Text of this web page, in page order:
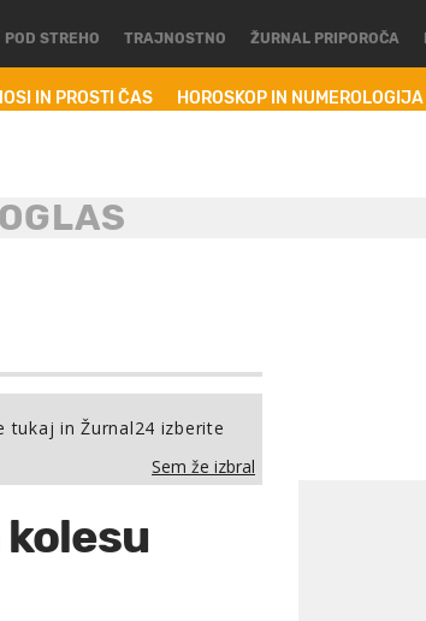
IN PROSTI ČAS HOROSKOP IN NUMEROLOGIJA
POD STREHO TRAJNOSTNO ŽURNAL PRIPOROČA
tukaj in Žurnal24 izberite
Sem že izbral